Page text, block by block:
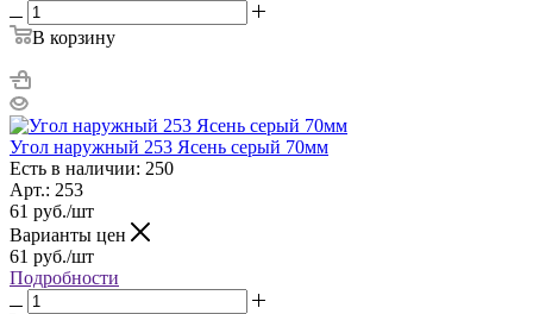
В корзину
Угол наружный 253 Ясень серый 70мм
Есть в наличии: 250
Арт.: 253
61 руб./шт
Варианты цен
61 руб./шт
Подробности